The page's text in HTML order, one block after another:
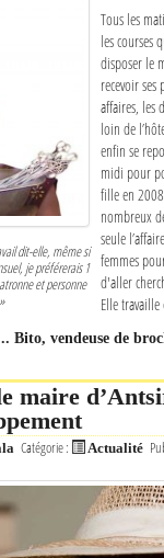
dit-elle, même si
je préférerais 1
et personne
Tous les
les courses
disposer le
recevoir ses
affaires, les
loin de
enfin se
midi pour
fille en
nombreux
seule
femmes
d'aller
Elle
Bito, vendeuse de
maire
Catégorie : Actualité